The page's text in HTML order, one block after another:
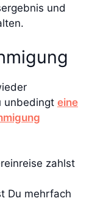
und
unbedingt eine
zahlst
Du mehrfach